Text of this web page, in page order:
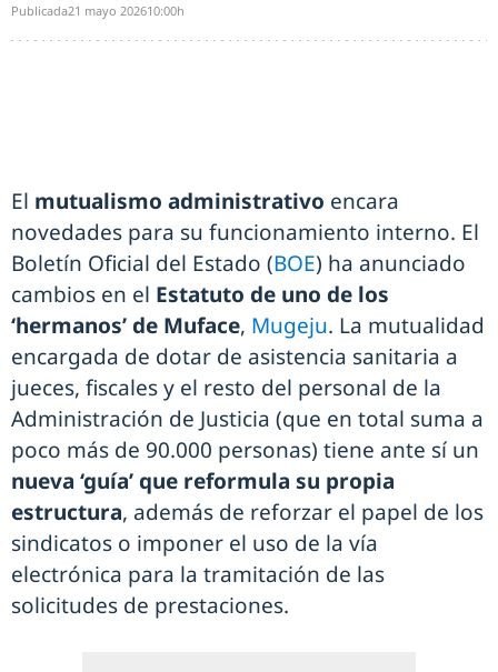
Publicada21 mayo 202610:00h
El mutualismo administrativo encara
novedades para su funcionamiento interno. El
Boletín Oficial del Estado (BOE) ha anunciado
cambios en el Estatuto de uno de los
‘hermanos’ de Muface, Mugeju. La mutualidad
encargada de dotar de asistencia sanitaria a
jueces, fiscales y el resto del personal de la
Administración de Justicia (que en total suma a
poco más de 90.000 personas) tiene ante sí un
nueva ‘guía’ que reformula su propia
estructura, además de reforzar el papel de los
sindicatos o imponer el uso de la vía
electrónica para la tramitación de las
solicitudes de prestaciones.